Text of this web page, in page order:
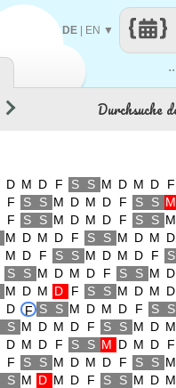
DE EN ▼
Durchsuche
D M D F S S M D M D F
F S S M D M D F S S M
F S S M D M D F S S M
M D M D F S S M D M D
M D F S S M D M D F S
S S M D M D F S S M D
M D M D F S S M D M D
D F S S M D M D F S S
S M D M D F S S M D M
D M D F S S M D M D F
F S S M D M D F S S M
S M D M D F S S M D M